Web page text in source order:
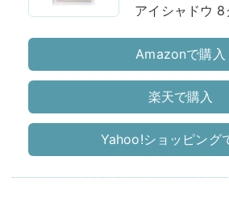
アイシャドウ
Amazonで購入
楽天で購入
Yahoo!ショッピング